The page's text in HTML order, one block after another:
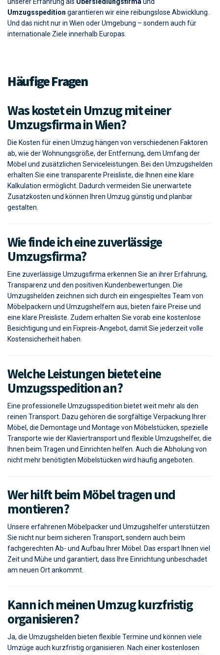
Land oder eine kompletteÜbersiedlung ins Ausland
unserer Erfahrung alsÜbersiedlungsfirmaund
Umzugsspeditiongarantieren wir eine reibungslose Abwicklung.
Und das nicht nur in Wien oder Umgebung – sondern auch für
Häufige Fragen
Was kostet ein Umzug mit einer
Umzugsfirma in Wien?
Die Kosten für einen Umzug hängen von verschiedenen Faktoren
ab, wie der Wohnungsgröße, der Entfernung, dem Umfang der
Möbel und zusätzlichen Serviceleistungen. Bei den Umzugshelden
erhalten Sie eine transparente Preisliste, die Ihnen eine klare
Kalkulation ermöglicht. Dadurch vermeiden Sie unerwartete
Zusatzkosten und können Ihren Umzug günstig und planbar
Wie finde ich eine zuverlässige
Umzugsfirma?
Eine zuverlässige Umzugsfirma erkennen Sie an ihrer Erfahrung,
Transparenz und den positiven Kundenbewertungen. Die
Umzugshelden zeichnen sich durch ein eingespieltes Team von
Möbelpackern und Umzugshelfern aus, bieten faire Preise und
eine klare Preisliste. Zudem erhalten Sie vorab eine kostenlose
Besichtigung und ein Fixpreis-Angebot, damit Sie jederzeit volle
Welche Leistungen bietet eine
Umzugsspedition an?
Eine professionelle Umzugsspedition bietet weit mehr als den
reinen Transport. Dazu gehören die sorgfältige Verpackung Ihrer
Möbel, die Demontage und Montage von Möbelstücken, spezielle
Transporte wie der Klaviertransport und flexible Umzugshelfer, die
Ihnen beim Tragen und Einrichten helfen. Auch die Abholung von
Wer hilft beim Möbel tragen und
montieren?
Unsere erfahrenen Möbelpacker und Umzugshelfer unterstützen
Sie nicht nur beim sicheren Transport, sondern auch beim
fachgerechten Ab- und Aufbau Ihrer Möbel. Das erspart Ihnen viel
Zeit und Mühe und garantiert, dass Ihre Einrichtung unbeschadet
Kann ich meinen Umzug kurzfristig
organisieren?
Ja, die Umzugshelden bieten flexible Termine und können viele